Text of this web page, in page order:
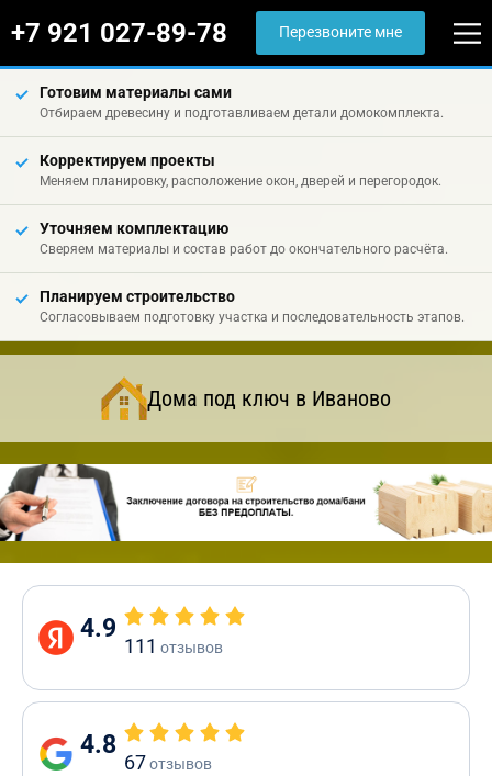
+7 921 027-89-78 Перезвоните мне
Готовим материалы сами
Отбираем древесину и подготавливаем детали домокомплекта.
Корректируем проекты
Меняем планировку, расположение окон, дверей и перегородок.
Уточняем комплектацию
Сверяем материалы и состав работ до окончательного расчёта.
Планируем строительство
Согласовываем подготовку участка и последовательность этапов.
Дома под ключ в Иваново
4.9
111 отзывов
4.8
67отзывов